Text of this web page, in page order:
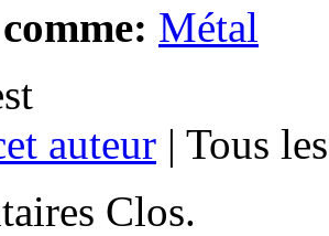
Métal
auteur | Tous
Clos.